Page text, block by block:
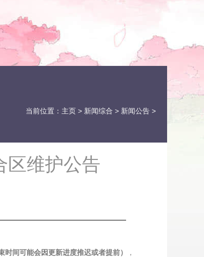
当前位置： 主页 > 新闻综合 > 新闻公告 >
区维护公告
时间可能会因更新进度推迟或者提前）
，